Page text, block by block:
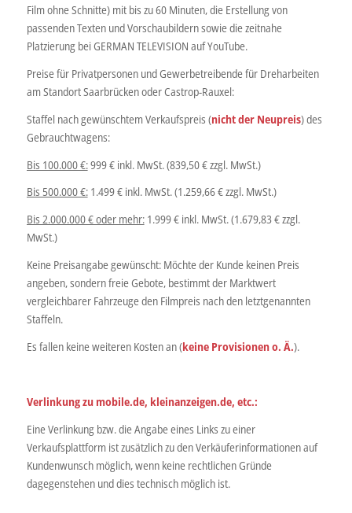
Film ohne Schnitte) mit bis zu 60 Minuten, die Erstellung von
passenden Texten und Vorschaubildern sowie die zeitnahe
Platzierung bei GERMAN TELEVISION auf YouTube.
Preise für Privatpersonen und Gewerbetreibende für Dreharbeiten
am Standort Saarbrücken oder Castrop-Rauxel:
Staffel nach gewünschtem Verkaufspreis (nicht der Neupreis) des
Gebrauchtwagens:
Bis 100.000 €:999 € inkl. MwSt. (839,50 € zzgl. MwSt.)
Bis 500.000 €:1.499 € inkl. MwSt. (1.259,66 € zzgl. MwSt.)
Bis 2.000.000 € oder mehr:1.999 € inkl. MwSt. (1.679,83 € zzgl.
MwSt.)
Keine Preisangabe gewünscht: Möchte der Kunde keinen Preis
angeben, sondern freie Gebote, bestimmt der Marktwert
vergleichbarer Fahrzeuge den Filmpreis nach den letztgenannten
Staffeln.
Es fallen keine weiteren Kosten an (keine Provisionen o. Ä.).
Verlinkung zu mobile.de, kleinanzeigen.de, etc.:
Eine Verlinkung bzw. die Angabe eines Links zu einer
Verkaufsplattform ist zusätzlich zu den Verkäuferinformationen auf
Kundenwunsch möglich, wenn keine rechtlichen Gründe
dagegenstehen und dies technisch möglich ist.